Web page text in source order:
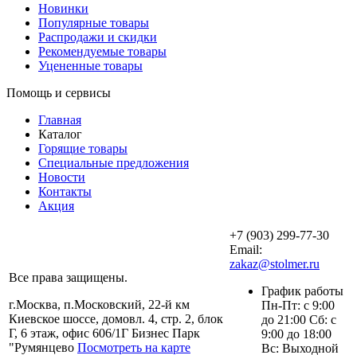
Новинки
Популярные товары
Распродажи и скидки
Рекомендуемые товары
Уцененные товары
Помощь и сервисы
Главная
Каталог
Горящие товары
Специальные предложения
Новости
Контакты
Акция
Все права защищены.
г.Москва, п.Московский, 22-й км
Киевское шоссе, домовл. 4, стр. 2, блок
Г, 6 этаж, офис 606/1Г Бизнес Парк
"Румянцево Посмотреть на карте
+7 (903) 299-77-30
Email:
zakaz@stolmer.ru
График работы
Пн-Пт: с 9:00
до 21:00 Сб: с
9:00 до 18:00
Вс: Выходной